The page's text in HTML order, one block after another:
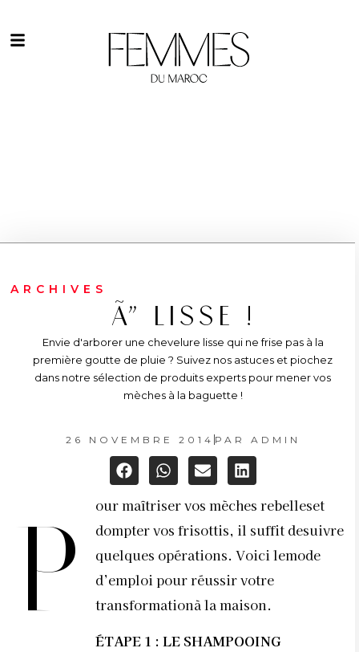
ARCHIVES
Ã” LISSE !
Envie d'arborer une chevelure lisse qui ne frise pas à la
première goutte de pluie ? Suivez nos astuces et piochez
dans notre sélection de produits experts pour mener vos
mèches à la baguette !
26 NOVEMBRE 2014 PAR ADMIN
p
our maîtriser vos mèches rebelleset
dompter vos frisottis, il suffit desuivre
quelques opérations. Voici lemode
d’emploi pour réussir votre
transformationà la maison.
ÉTAPE 1 : LE SHAMPOOING